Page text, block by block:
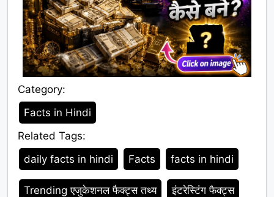
Category:
Category
Facts in Hindi
Related Tags:
Tags
daily facts in hindi Facts facts in hindi
Trending एजुकेशनल फैक्ट्स तथ्य इंटरेस्टिंग फैक्ट्स